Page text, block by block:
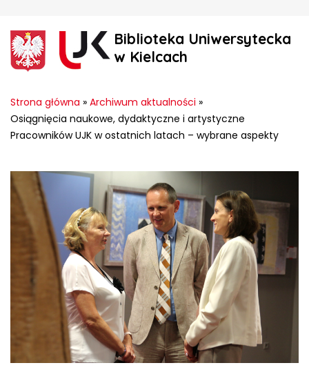
Biblioteka Uniwersytecka
w Kielcach
Strona główna » Archiwum aktualności »
Osiągnięcia naukowe, dydaktyczne i artystyczne
Pracowników UJK w ostatnich latach – wybrane aspekty